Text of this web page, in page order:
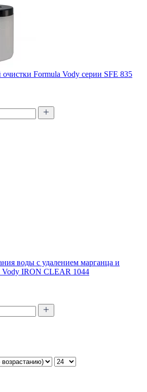
Formula Vody серии SFE 835
воды с удалением марганца и
Vody IRON CLEAR 1044